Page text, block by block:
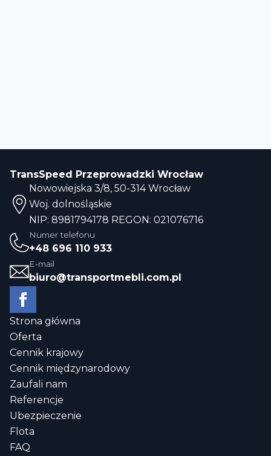
TransSpeed Przeprowadzki Wrocław
Nowowiejska 3/8, 50-314 Wrocław
Woj. dolnośląskie
NIP: 8981794178 REGON: 021076716
Numer telefonu
+48 696 110 933
E-mail
biuro@transportmebli.com.pl
Strona główna
Oferta
Cennik krajowy
Cennik międzynarodowy
Zaufali nam
Referencje
Ubezpieczenie
Flota
FAQ